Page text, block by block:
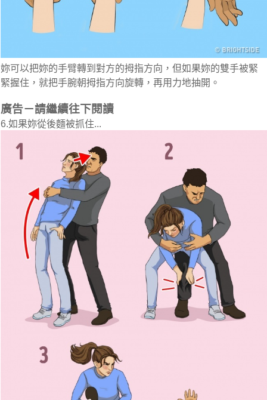
妳可以把妳的手臂轉到對方的拇指方向，但如果妳的雙手被緊
緊握住，就把手腕朝拇指方向旋轉，再用力地抽開。
廣告－請繼續往下閱讀
6.如果妳從後麵被抓住...